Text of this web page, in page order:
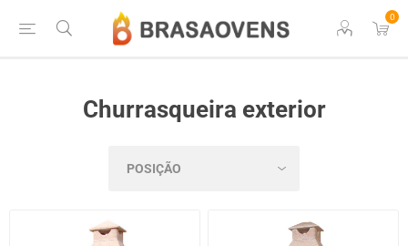
0
Churrasqueira exterior